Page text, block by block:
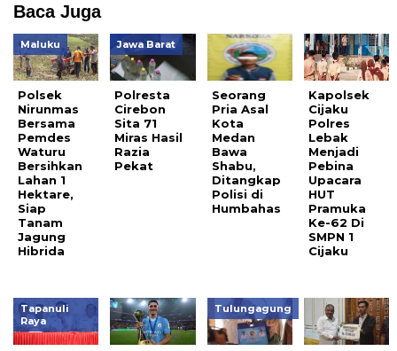
Baca Juga
Maluku
Polsek
Nirunmas
Bersama
Pemdes
Waturu
Bersihkan
Lahan 1
Hektare,
Siap
Tanam
Jagung
Hibrida
Jawa Barat
Polresta
Cirebon
Sita 71
Miras Hasil
Razia
Pekat
Seorang
Pria Asal
Kota
Medan
Bawa
Shabu,
Ditangkap
Polisi di
Humbahas
Kapolsek
Cijaku
Polres
Lebak
Menjadi
Pebina
Upacara
HUT
Pramuka
Ke-62 Di
SMPN 1
Cijaku
Tapanuli
Raya
Tulungagung